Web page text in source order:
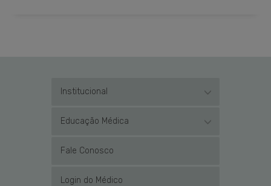
Institucional
Educação Médica
Fale Conosco
Login do Médico